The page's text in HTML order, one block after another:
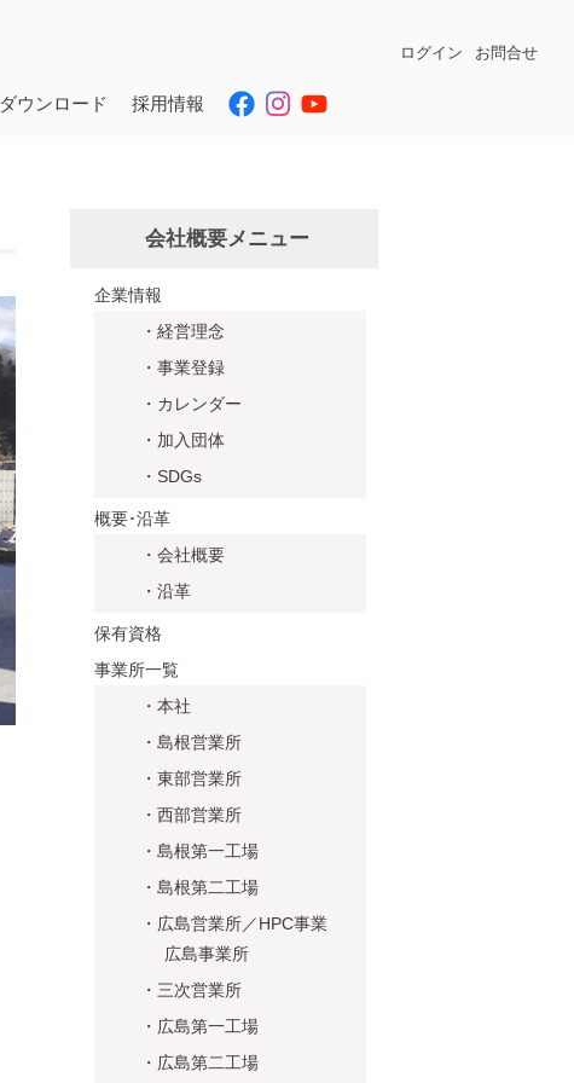
ログイン お問合せ
ダウンロード 採用情報
会社概要メニュー
企業情報
・経営理念
・事業登録
・カレンダー
・加入団体
・SDGs
概要･沿革
・会社概要
・沿革
保有資格
事業所一覧
・本社
・島根営業所
・東部営業所
・西部営業所
・島根第一工場
・島根第二工場
・広島営業所／HPC事業
広島事業所
・三次営業所
・広島第一工場
・広島第二工場